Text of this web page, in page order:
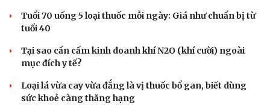
Tuổi 70 uống 5 loại thuốc mỗi ngày: Giá như chuẩn bị từ
tuổi 40
Tại sao cần cấm kinh doanh khí N2O (khí cười) ngoài
mục đích y tế?
Loại lá vừa cay vừa đắng là vị thuốc bổ gan, biết dùng
sức khoẻ càng thăng hạng